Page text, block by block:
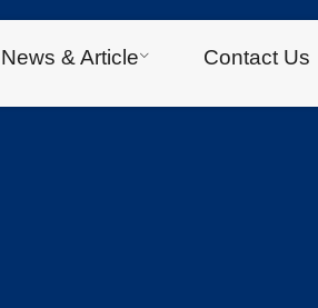
News & Article Contact Us